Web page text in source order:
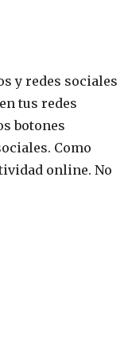
y redes sociales
tus redes
botones
Como
online. No